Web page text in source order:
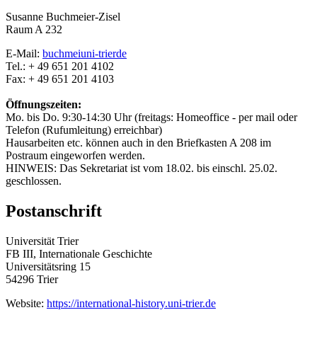
Susanne Buchmeier-Zisel
Raum A 232
E-Mail: buchmeiuni-trierde
Tel.: + 49 651 201 4102
Fax: + 49 651 201 4103
Öffnungszeiten:
Mo. bis Do. 9:30-14:30 Uhr (freitags: Homeoffice - per mail oder
Telefon (Rufumleitung) erreichbar)
Hausarbeiten etc. können auch in den Briefkasten A 208 im
Postraum eingeworfen werden.
HINWEIS: Das Sekretariat ist vom 18.02. bis einschl. 25.02.
geschlossen.
Postanschrift
Universität Trier
FB III, Internationale Geschichte
Universitätsring 15
54296 Trier
Website: https://international-history.uni-trier.de